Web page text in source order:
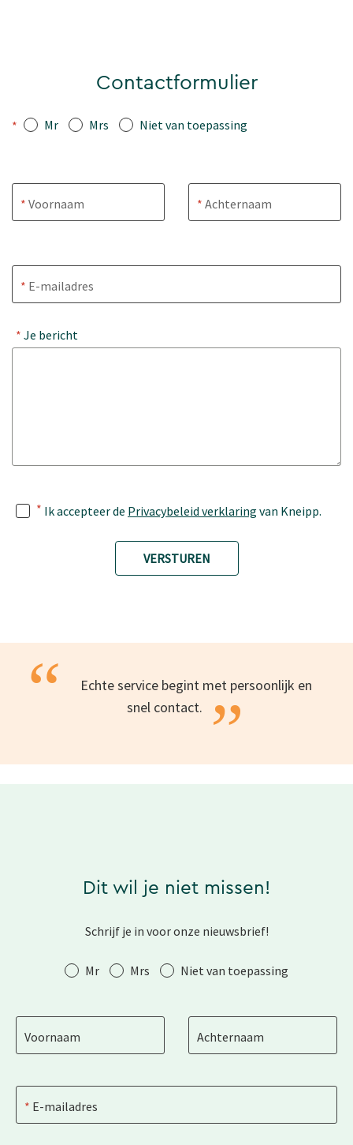
Contactformulier
* Mr Mrs Niet van toepassing
Voornaam Achternaam
E-mailadres
Je bericht
* Ik accepteer de Privacybeleid verklaring van Kneipp.
VERSTUREN
“
Echte service begint met persoonlijk en
snel contact. ”
Dit wil je niet missen!
Schrijf je in voor onze nieuwsbrief!
Aanhef Mr Mrs Niet van toepassing
Voornaam Achternaam
E-mailadres